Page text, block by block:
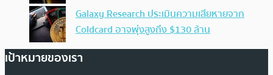
Galaxy Research ประเมินความเสียหายจาก
Coldcard อาจพุ่งสูงถึง $130 ล้าน
เป้าหมายของเรา